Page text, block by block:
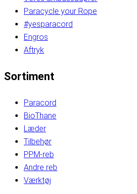
Paracycle your Rope
#yesparacord
Engros
Aftryk
Sortiment
Paracord
BioThane
Læder
Tilbehør
PPM-reb
Andre reb
Værktøj